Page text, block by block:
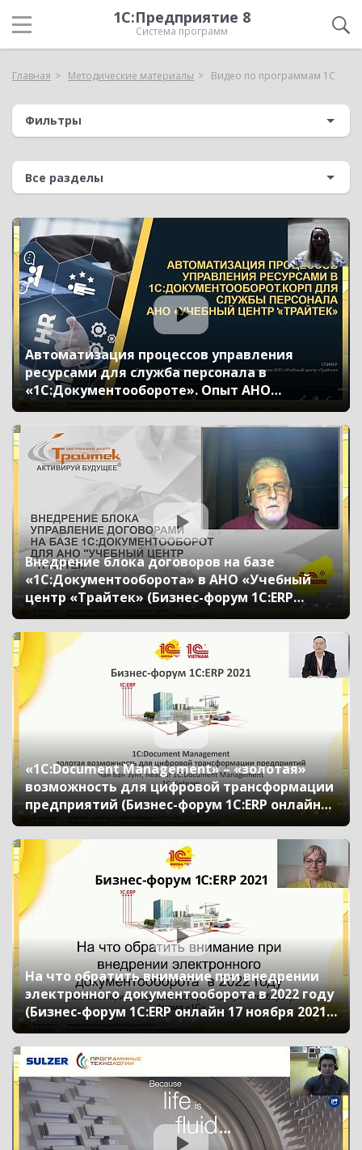
1С:Предприятие 8
Система программ
Главная Методические материалы Видео по программам 1С
Фильтры
Автоматизация процессов управления
ресурсами для служба персонала в
«1С:Документообороте». Опыт АНО
«Учебный центр «Трайтек» (Бизнес-форум
1С:ERP онлайн 17 ноября 2021 г., Рамазанова
Евгения, АНО «Учебный центр «Трайтек»)
Внедрение блока договоров на базе
«1С:Документооборота» в АНО «Учебный
центр «Трайтек» (Бизнес-форум 1С:ERP
онлайн 17 ноября 2021 г., Елхимов Сергей,
АНО «Учебный центр «Трайтек»)
«1С:Document Management» – «золотая»
возможность для цифровой трансформации
предприятий (Бизнес-форум 1С:ERP онлайн
17 ноября 2021 г., Чан Ван Зунг,
«1С:Вьетнам»)
На что обратить внимание при внедрении
электронного документооборота в 2022 году
(Бизнес-форум 1С:ERP онлайн 17 ноября 2021
г., Иванова Лариса, «1С»)